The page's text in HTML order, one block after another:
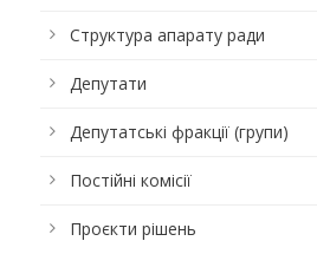
Структура апарату ради
Депутати
Депутатські фракції (групи)
Постійні комісії
Проєкти рішень